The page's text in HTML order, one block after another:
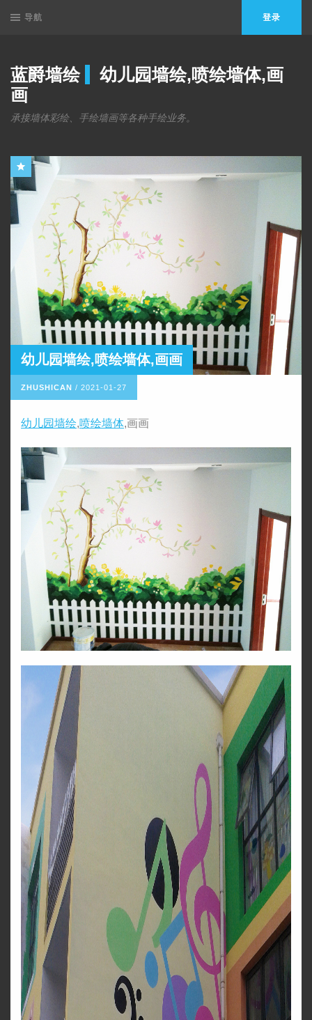
导航 登录
蓝爵墙绘
幼儿园墙绘,喷绘墙体,画
画
承接墙体彩绘、手绘墙画等各种手绘业务。
幼儿园墙绘,喷绘墙体,画画
ZHUSHICAN / 2021-01-27
幼儿园墙绘,喷绘墙体,画画